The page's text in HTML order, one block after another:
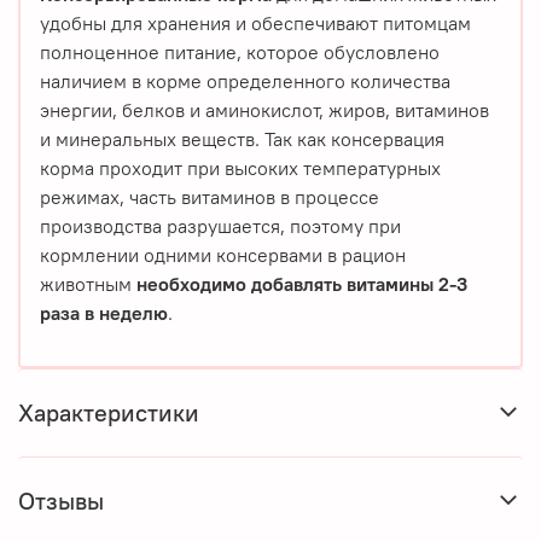
удобны для хранения и обеспечивают питомцам
полноценное питание, которое обусловлено
наличием в корме определенного количества
энергии, белков и аминокислот, жиров, витаминов
и минеральных веществ. Так как консервация
корма проходит при высоких температурных
режимах, часть витаминов в процессе
производства разрушается, поэтому при
кормлении одними консервами в рацион
животным необходимо добавлять витамины 2-3
раза в неделю.
Характеристики
Отзывы